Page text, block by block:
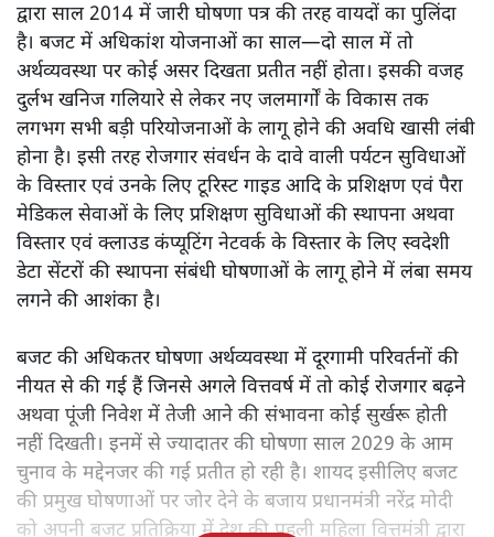
द्वारा साल 2014 में जारी घोषणा पत्र की तरह वायदों का पुलिंदा
है। बजट में अधिकांश योजनाओं का साल—दो साल में तो
अर्थव्यवस्था पर कोई असर दिखता प्रतीत नहीं होता। इसकी वजह
दुर्लभ खनिज गलियारे से लेकर नए जलमार्गों के विकास तक
लगभग सभी बड़ी परियोजनाओं के लागू होने की अवधि खासी लंबी
होना है। इसी तरह रोजगार संवर्धन के दावे वाली पर्यटन सुविधाओं
के विस्तार एवं उनके लिए टूरिस्ट गाइड आदि के प्रशिक्षण एवं पैरा
मेडिकल सेवाओं के लिए प्रशिक्षण सुविधाओं की स्थापना अथवा
विस्तार एवं क्लाउड कंप्यूटिंग नेटवर्क के विस्तार के लिए स्वदेशी
डेटा सेंटरों की स्थापना संबंधी घोषणाओं के लागू होने में लंबा समय
लगने की आशंका है।
बजट की अधिकतर घोषणा अर्थव्यवस्था में दूरगामी परिवर्तनों की
नीयत से की गई हैं जिनसे अगले वित्तवर्ष में तो कोई रोजगार बढ़ने
अथवा पूंजी निवेश में तेजी आने की संभावना कोई सुर्खरू होती
नहीं दिखती। इनमें से ज्यादातर की घोषणा साल 2029 के आम
चुनाव के मद्देनजर की गई प्रतीत हो रही है। शायद इसीलिए बजट
की प्रमुख घोषणाओं पर जोर देने के बजाय प्रधानमंत्री नरेंद्र मोदी
को अपनी बजट प्रतिक्रिया में देश की पहली महिला वित्तमंत्री द्वारा